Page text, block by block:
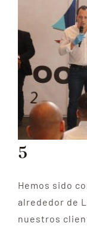
ENGLISH
5
Hemos sido
alrededor de
nuestros